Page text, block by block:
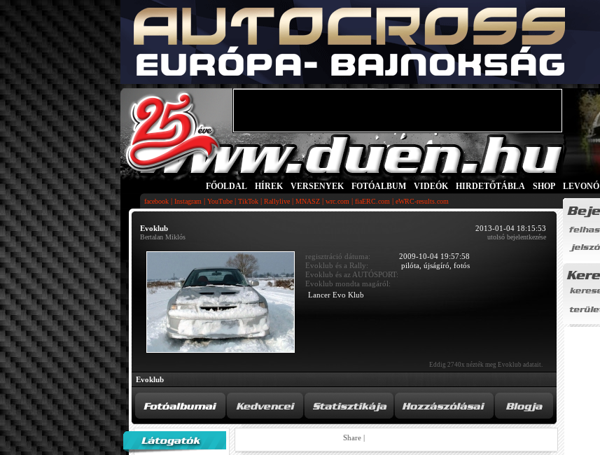
FŐOLDAL HÍREK VERSENYEK FOTÓALBUM VIDEÓK HIRDETŐTÁBLA SHOP LEVONÓ
facebook | Instagram | YouTube | TikTok | Rallylive | MNASZ | wrc.com | fiaERC.com | eWRC-results.com
Evoklub
Bertalan Miklós
2013-01-04 18:15:53
utolsó bejelentkezése
regisztráció dátuma:
2009-10-04 19:57:58
Evoklub és a Rally:
pilóta, újságíró, fotós
Evoklub és az AUTÓSPORT:
Evoklub mondta magáról:
Lancer Evo Klub
Eddig 2740x nézték meg Evoklub adatait.
Evoklub
Share |